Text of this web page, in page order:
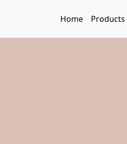
Main navigation
Home Products